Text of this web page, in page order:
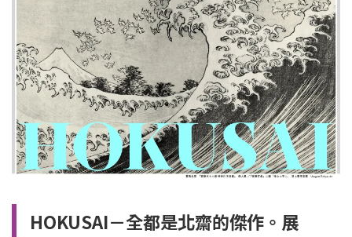
HOKUSAI－全都是北齋的傑作。展